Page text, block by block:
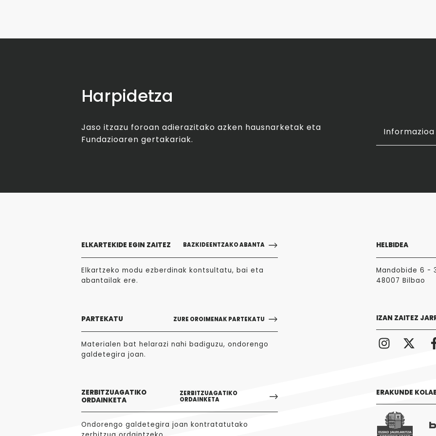
Harpidetza
Jaso itzazu foroan adierazitako azken hausnarketak eta
Fundazioaren gertakariak.
ELKARTEKIDE EGIN ZAITEZ BAZKIDEENTZAKO ABANTA
Elkartzeko modu ezberdinak kontsultatu, bai eta
abantailak ere.
PARTEKATU ZURE OROIMENAK PARTEKATU
Materialen bat helarazi nahi badiguzu, ondorengo
galdetegira joan.
ZERBITZUAGATIKO
ORDAINKETA
ZERBITZUAGATIKO
ORDAINKETA
Ondorengo galdetegira joan kontratatutako
HELBIDEA
Mandobide 6 -
48007 Bilbao
IZAN ZAITEZ
ERAKUNDE